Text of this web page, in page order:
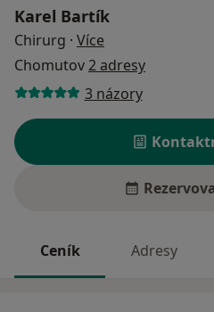
Karel Bartík
Chirurg · Více
Chomutov2 adresy
3 názory
Ceník Adresy